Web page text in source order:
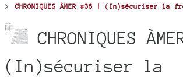
> CHRONIQUES ÀMER #36 | (In)sécuriser
CHRONIQUES
(In)sécuriser la